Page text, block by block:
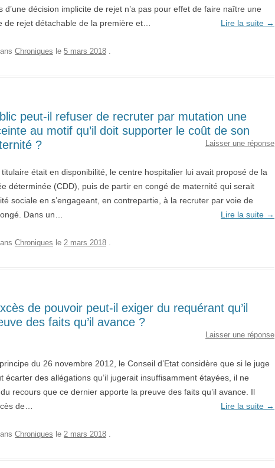
d’une décision implicite de rejet n’a pas pour effet de faire naître une
de rejet détachable de la première et…
Lire la suite →
Chroniques le 5 mars 2018
peut-il refuser de recruter par mutation une
au motif qu’il doit supporter le coût de son
?
Laisser une réponse
titulaire était en disponibilité, le centre hospitalier lui avait proposé de la
déterminée (CDD), puis de partir en congé de maternité qui serait
sociale en s’engageant, en contrepartie, à la recruter par voie de
Dans un…
Lire la suite →
Chroniques le 2 mars 2018
de pouvoir peut-il exiger du requérant qu’il
des faits qu’il avance ?
Laisser une réponse
du 26 novembre 2012, le Conseil d’Etat considère que si le juge
écarter des allégations qu’il jugerait insuffisamment étayées, il ne
recours que ce dernier apporte la preuve des faits qu’il avance. Il
de…
Lire la suite →
Chroniques le 2 mars 2018